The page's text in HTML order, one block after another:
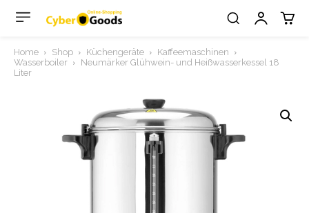
Home Shop Küchengeräte
Kaffeemaschinen
Wasserboiler
Neumärker Glühwein- und Heißwasserkessel 18
Liter